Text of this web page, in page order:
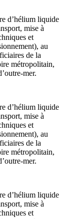
d’hélium liquide
mise à
et
au
de la
métropolitain,
mer.
d’hélium liquide
mise à
et
au
de la
métropolitain,
mer.
d’hélium liquide
mise à
et